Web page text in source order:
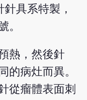
具系特製，
。
熱，然後針
的病灶而異。
從瘤體表面刺